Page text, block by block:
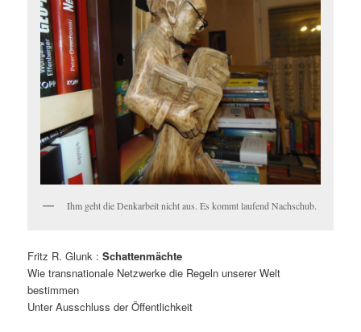
Ihm geht die Denkarbeit nicht aus. Es kommt laufend Nachschub.
Fritz R. Glunk : Schattenmächte
Wie transnationale Netzwerke die Regeln unserer Welt
bestimmen
Unter Ausschluss der Öffentlichkeit